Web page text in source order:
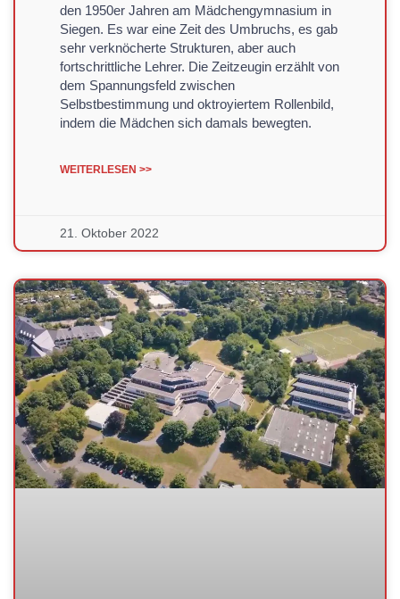
den 1950er Jahren am Mädchengymnasium in
Siegen. Es war eine Zeit des Umbruchs, es gab
sehr verknöcherte Strukturen, aber auch
fortschrittliche Lehrer. Die Zeitzeugin erzählt von
dem Spannungsfeld zwischen
Selbstbestimmung und oktroyiertem Rollenbild,
indem die Mädchen sich damals bewegten.
WEITERLESEN >>
21. Oktober 2022